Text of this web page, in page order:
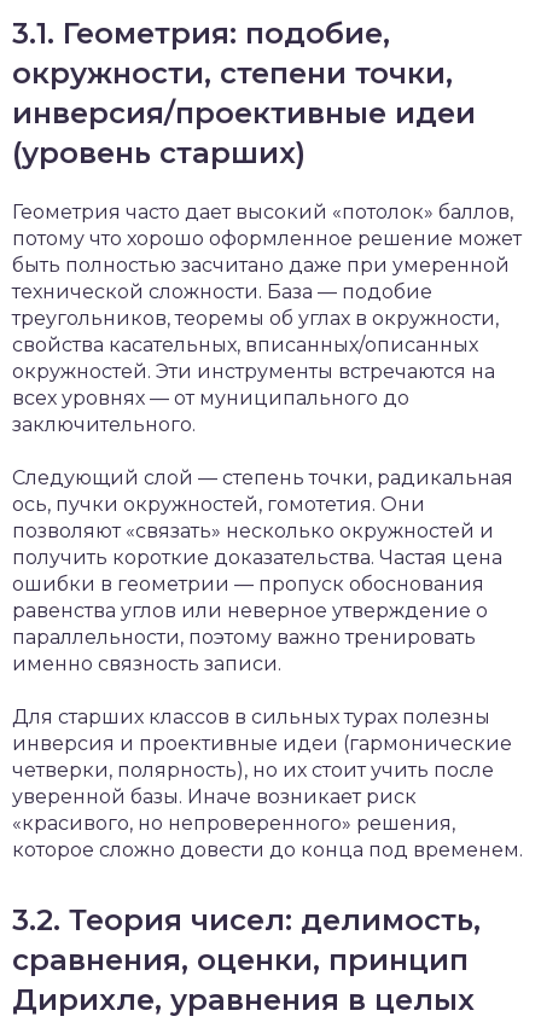
3.1. Геометрия: подобие,
окружности, степени точки,
инверсия/проективные идеи
(уровень старших)
Геометрия часто дает высокий «потолок» баллов,
потому что хорошо оформленное решение может
быть полностью засчитано даже при умеренной
технической сложности. База — подобие
треугольников, теоремы об углах в окружности,
свойства касательных, вписанных/описанных
окружностей. Эти инструменты встречаются на
всех уровнях — от муниципального до
заключительного.
Следующий слой — степень точки, радикальная
ось, пучки окружностей, гомотетия. Они
позволяют «связать» несколько окружностей и
получить короткие доказательства. Частая цена
ошибки в геометрии — пропуск обоснования
равенства углов или неверное утверждение о
параллельности, поэтому важно тренировать
именно связность записи.
Для старших классов в сильных турах полезны
инверсия и проективные идеи (гармонические
четверки, полярность), но их стоит учить после
уверенной базы. Иначе возникает риск
«красивого, но непроверенного» решения,
которое сложно довести до конца под временем.
3.2. Теория чисел: делимость,
сравнения, оценки, принцип
Дирихле, уравнения в целых